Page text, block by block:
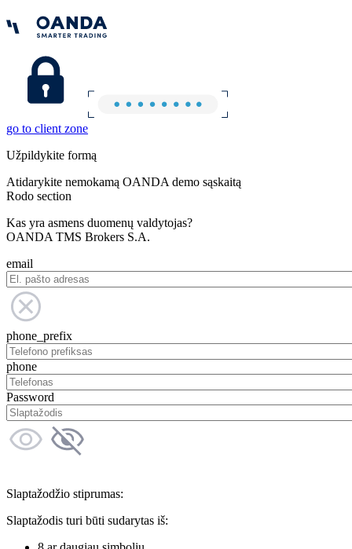
go to client zone
Užpildykite formą
Atidarykite nemokamą OANDA demo sąskaitą
Rodo section
Kas yra asmens duomenų valdytojas?
OANDA TMS Brokers S.A.
email
phone_prefix
phone
Password
Slaptažodžio stiprumas:
Slaptažodis turi būti sudarytas iš: